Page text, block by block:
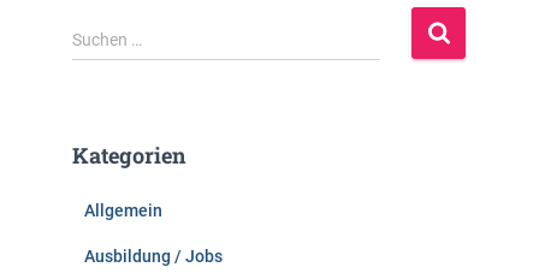
S
u
n
Suchen …
Kategorien
Allgemein
Ausbildung / Jobs